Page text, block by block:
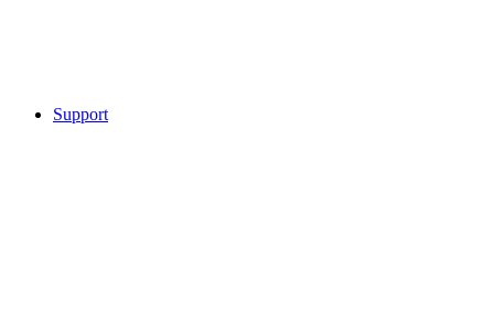
Support